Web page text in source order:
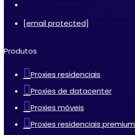
[email protected]
Produtos
Proxies residenciais
Proxies de datacenter
Proxies móveis
Proxies residenciais premium